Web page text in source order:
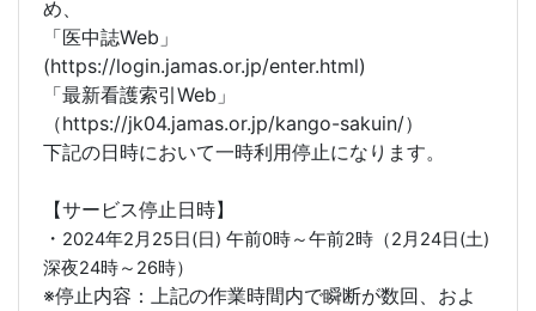
め、
「医中誌Web」
(https://login.jamas.or.jp/enter.html)
「最新看護索引Web」
（https://jk04.jamas.or.jp/kango-sakuin/）
下記の日時において一時利用停止になります。
【サービス停止日時】
・ 2024年2月25日(日) 午前0時～午前2時（2月24日(土)
深夜24時～26時）
※停止内容：上記の作業時間内で瞬断が数回、およ